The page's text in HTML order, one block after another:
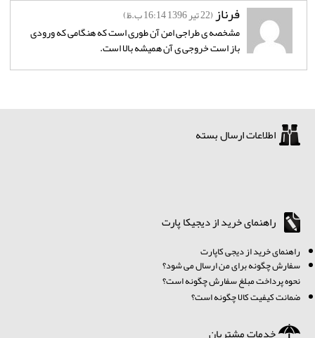
فرناز(22 تير 1396 16:14 ب.ظ)
مشخصه ی طراجی امن آن طوری است که هنگامی که ورودی
باز است خروجی ی آن همیشه بالا است.
اطلاعات ارسال بسته
راهنمای خرید از دیجیکا پارت
راهنمای خرید از دیجی کاپارت
سفارش چگونه برای من ارسال می شود؟
نحوه پرداخت مبلغ سفارش چگونه است؟
ضمانت کیفیت کالا چگونه است؟
خدمات مشتریان